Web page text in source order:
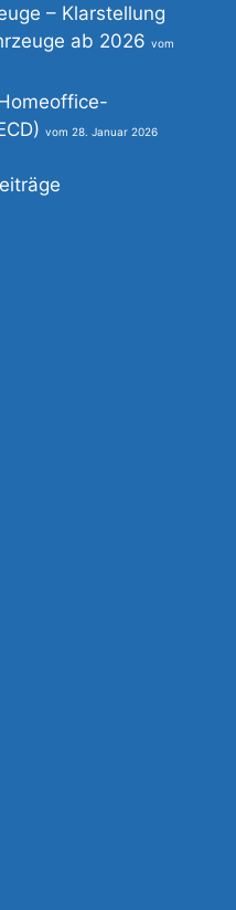
– Klarstellung
ab 2026
28. Januar 2026